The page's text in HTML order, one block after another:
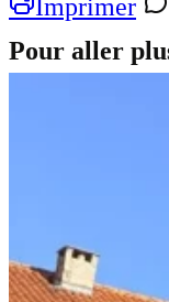
Imprimer
Pour aller